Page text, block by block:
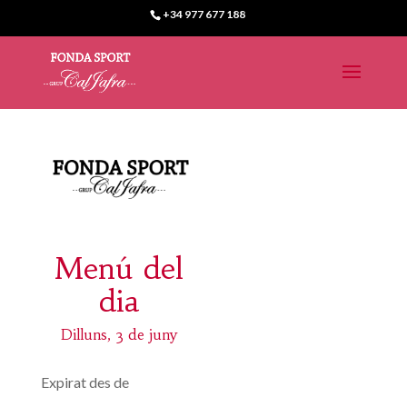
+34 977 677 188
Menú del
dia
Dilluns, 3 de juny
Expirat des de